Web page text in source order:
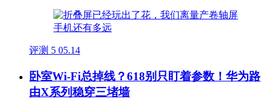
评测 5 05.14
卧室Wi-Fi总掉线？618别只盯着参数！华为路
由X系列稳穿三堵墙